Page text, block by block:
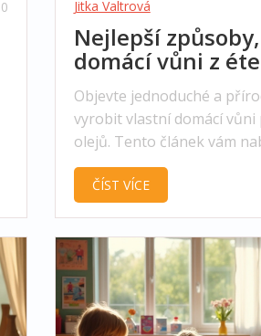
0
Jitka Valtrová
Nejlepší
domácí vůni z
Objevte jednoduché a
vyrobit vlastní domácí vůni
olejů. Tento článek vám
recepty, které vám
a uklidňující atmosféru ve
Naučte se, jak správně
jak kombinovat různé
ČÍST VÍCE